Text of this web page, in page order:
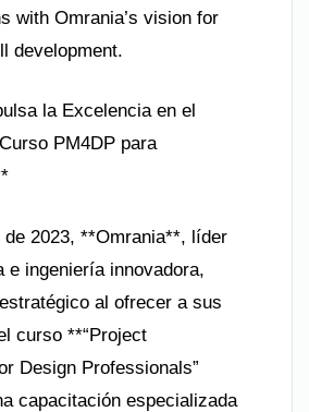
with Omrania’s vision for
development.
la Excelencia en el
PM4DP para
de 2023, **Omrania**, líder
e ingeniería innovadora,
al ofrecer a sus
curso **“Project
Design Professionals”
capacitación especializada